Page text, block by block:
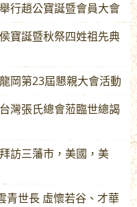
行趙公寶誕暨會員大會
寶誕暨秋祭四姓祖先典
岡第23屆懇親大會活動
灣張氏總會蒞臨世總謁
訪三藩市，美國，美
青世長 虛懷若谷、才華